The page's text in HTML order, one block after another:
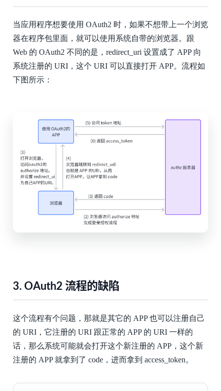
当应用程序想要使用 OAuth2 时，如果不想带上一个浏览
器在程序包里面，就可以使用系统自带的浏览器。跟
Web 的 OAuth2 不同的是，redirect_uri 设置成了 APP 向
系统注册的 URI，这个 URI 可以直接打开 APP。流程如
下图所示：
3.OAuth2 流程的缺陷
这个流程有个问题，那就是其它的 APP 也可以注册自己
的 URI，它注册的 URI 跟正常的 APP 的 URI 一样的
话，那么系统可能就会打开这个新注册的 APP，这个新
注册的 APP 就拿到了 code，进而拿到 access_token。